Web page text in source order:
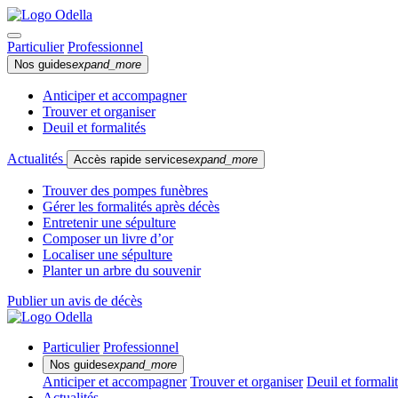
Particulier Professionnel
Nos guidesexpand_more
Anticiper et accompagner
Trouver et organiser
Deuil et formalités
Actualités Accès rapide servicesexpand_more
Trouver des pompes funèbres
Gérer les formalités après décès
Entretenir une sépulture
Composer un livre d’or
Localiser une sépulture
Planter un arbre du souvenir
Publier un avis de décès
Particulier Professionnel
Nos guidesexpand_more
Anticiper et accompagner Trouver et organiser Deuil et